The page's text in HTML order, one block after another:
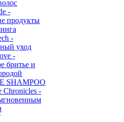
-
продукты
-
уход
-
бритье и
SHAMPOO
Chronicles -